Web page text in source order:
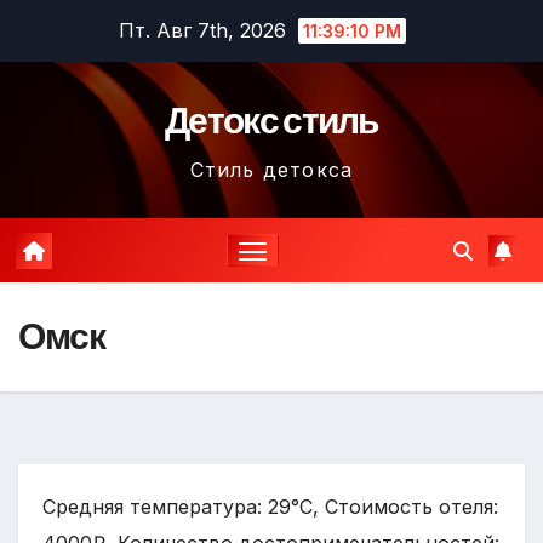
содержимому
Пт. Авг 7th, 2026 11:39:11 PM
Детокс стиль
Стиль детокса
Омск
Средняя температура: 29°C, Стоимость отеля: